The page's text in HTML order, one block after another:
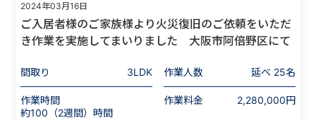
2024年03月16日
ご入居者様のご家族様より火災復旧のご依頼をいただ
き作業を実施してまいりました 大阪市阿倍野区にて
間取り 3LDK 作業人数 延べ 25名
作業時間
約100（2週間）時間
作業料金 2,280,000円